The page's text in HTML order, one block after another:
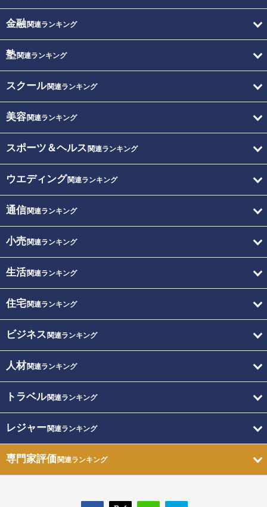
金融関連ランキング
塾関連ランキング
スクール関連ランキング
美容関連ランキング
スポーツ＆ヘルス 関連ランキング
ウエディング関連ランキング
通信関連ランキング
小売関連ランキング
生活関連ランキング
住宅関連ランキング
ビジネス 関連ランキング
人材関連ランキング
トラベル関連ランキング
レジャー関連ランキング
専門家評価関連ランキング